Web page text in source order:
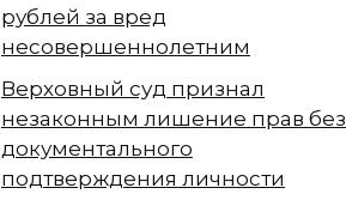
рублей за вред
несовершеннолетним
Верховный суд признал
незаконным лишение прав без
документального
подтверждения личности